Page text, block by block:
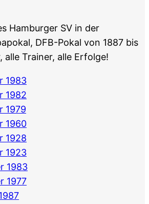
Hamburger SV in der
DFB-Pokal von 1887 bis
alle Trainer, alle Erfolge!
1983
1982
1979
1960
1928
1923
1983
1977